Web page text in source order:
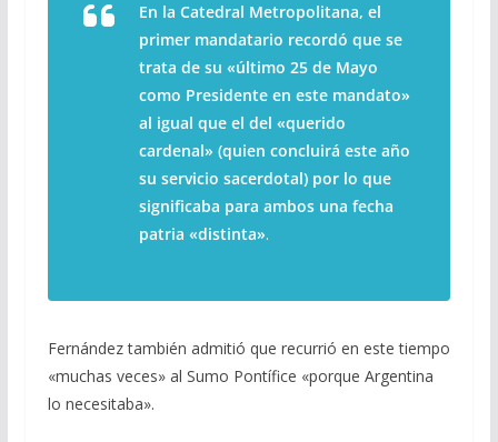
En la Catedral Metropolitana, el
primer mandatario recordó que se
trata de su «último 25 de Mayo
como Presidente en este mandato»
al igual que el del «querido
cardenal» (quien concluirá este año
su servicio sacerdotal) por lo que
significaba para ambos una fecha
patria «distinta».
Fernández también admitió que recurrió en este tiempo
«muchas veces» al Sumo Pontífice «porque Argentina
lo necesitaba».